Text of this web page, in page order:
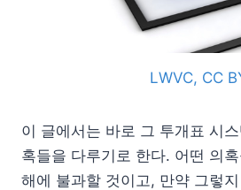
LWVC, CC
이 글에서는 바로 그 투개표 시
혹들을 다루기로 한다. 어떤 의
해에 불과할 것이고, 만약 그렇